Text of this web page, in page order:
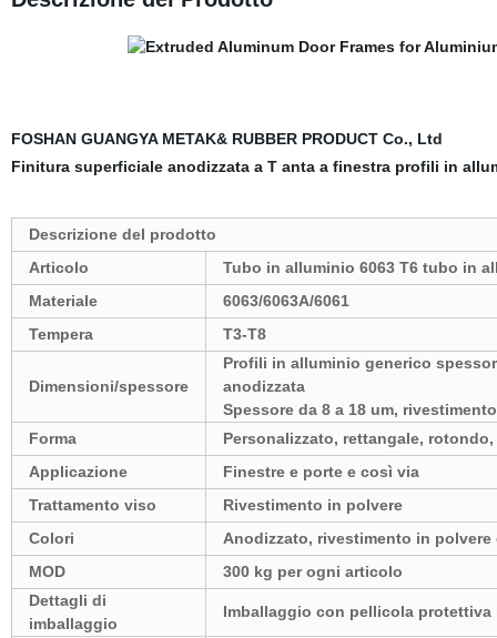
FOSHAN GUANGYA METAK& RUBBER PRODUCT Co., Ltd
Finitura superficiale anodizzata a T anta a finestra profili in
Descrizione del prodotto
Articolo
Tubo in alluminio 6063 T6 tubo in
Materiale
6063/6063A/6061
Tempera
T3-T8
Dimensioni/spessore
Profili in alluminio generico
anodizzata
Spessore da 8 a 18 um,
Forma
Personalizzato, rettangale,
Applicazione
Finestre e porte e così via
Trattamento viso
Rivestimento in polvere
Colori
Anodizzato, rivestimento in
MOD
300 kg per ogni articolo
Dettagli di
imballaggio
Imballaggio con pellicola